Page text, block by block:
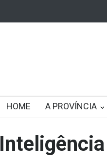
HOME A PROVÍNCIA